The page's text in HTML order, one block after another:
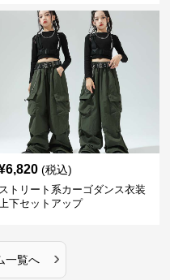
6,820 (税込)
ストリート系カーゴダンス衣装
下セットアップ
一覧へ ›